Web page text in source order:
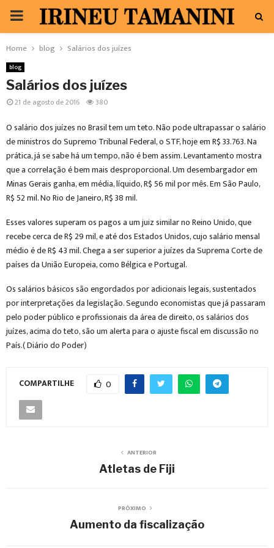
PRIMARY
MENU
Home blog Salários dos juízes
blog
Salários dos juízes
21 de agosto de 2016 380
O salário dos juízes no Brasil tem um teto. Não pode ultrapassar o salário
de ministros do Supremo Tribunal Federal, o STF, hoje em R$ 33.763. Na
prática, já se sabe há um tempo, não é bem assim. Levantamento mostra
que a correlação é bem mais desproporcional. Um desembargador em
Minas Gerais ganha, em média, líquido, R$ 56 mil por mês. Em São Paulo,
R$ 52 mil. No Rio de Janeiro, R$ 38 mil.
Esses valores superam os pagos a um juiz similar no Reino Unido, que
recebe cerca de R$ 29 mil, e até dos Estados Unidos, cujo salário mensal
médio é de R$ 43 mil. Chega a ser superior a juízes da Suprema Corte de
países da União Europeia, como Bélgica e Portugal.
Os salários básicos são engordados por adicionais legais, sustentados
por interpretações da legislação. Segundo economistas que já passaram
pelo poder público e profissionais da área de direito, os salários dos
juízes, acima do teto, são um alerta para o ajuste fiscal em discussão no
País.( Diário do Poder)
COMPARTILHE 0
ANTERIOR
Atletas de Fiji
PRÓXIMO
Aumento da fiscalização